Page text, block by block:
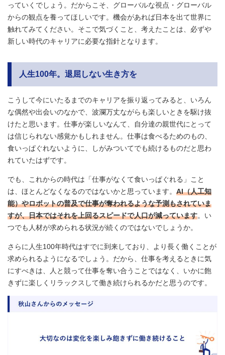
っていくでしょう。だからこそ、グローバルな視点・グローバル
からの観点を養ってほしいです。機会があれば日本を出て世界に
触れてみてください。そこで気づくこと、考えたことは、必ずや
新しい時代のキャリアに必要な指針となります。
人生100年。退屈しない生き方を
こうして今にいたるまでのキャリアを振り返ってみると、いろん
な偶然や出会いのなかで、波瀾万丈ながらも楽しいときを駆け抜
けたと思います。仕事が楽しいなんて、自分達の親世代にとって
は信じられない感覚かもしれません。仕事は食べるためのもの、
食いっぱぐれないように、しがみついてでも続けるものだと思わ
れていたはずです。
でも、これからの時代は「仕事がなくて食いっぱぐれる」こと
は、ほとんどなくなるのではないかと思っています。 AI（人工知
能）やロボットの普及で仕事が奪われるような予測もされていま
すが、日本ではそれを上回るスピードで人口が減っています。い
つでも人材が求められる状況が続くのではないでしょうか。
さらに人生100年時代はすでに到来しており、より長く働くことが
求められるようになるでしょう。だから、仕事を考えるときに気
にすべきは、人と競って仕事を奪い合うことではなく、いかに飽
きずに楽しくリラックスして働き続けられるかだと思うのです。